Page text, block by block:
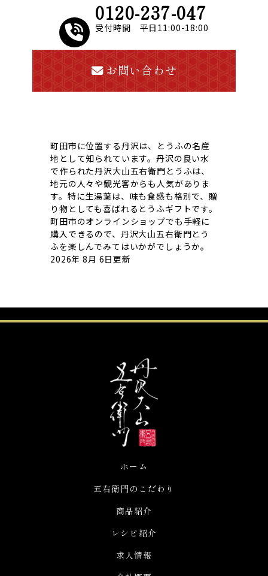
0120-237-047
受付時間 平日11:00-18:00
お問い合わせ
町田市に位置する丹沢は、とうふの名産
地として知られています。丹沢の良い水
で作られた丹沢大山五右衛門とうふは、
地元の人々や観光客からも人気がありま
す。特に生湯葉は、味も食感も格別で、贈
り物としても喜ばれるとうふギフトです。
町田市のオンラインショップでも手軽に
購入できるので、丹沢大山五右衛門とう
ふを楽しんでみてはいかがでしょうか。
2026年 8月 6日更新
ホーム
五右衛門のこだわり
商品紹介
レシピ紹介
求人情報